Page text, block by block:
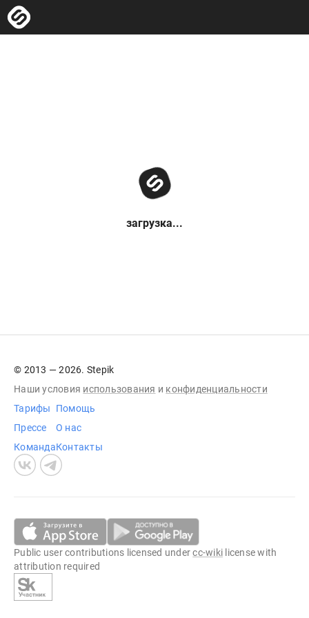
загрузка...
© 2013 — 2026. Stepik
Наши условия использования и конфиденциальности
Тарифы
Прессе
Команда
Помощь
О нас
Контакты
Public user contributions licensed undercc-wiki license with
attribution required